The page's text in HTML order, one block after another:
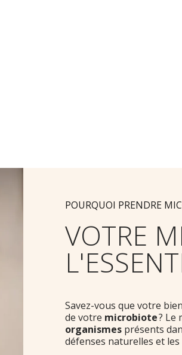
POURQUOI PRENDRE
VOTRE
Savez-vous que votre
de votre microbiote? Le
organismesprésents
défenses naturelles et les